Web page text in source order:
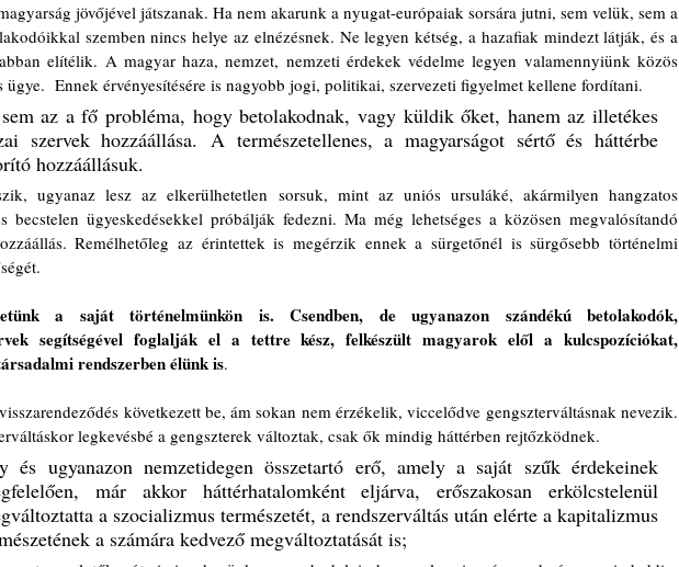
jövőjével játszanak. Ha nem akarunk a nyugat-európaiak sorsára jutni, sem velük, sem a
szemben nincs helye az elnézésnek. Ne legyen kétség, a hazafiak mindezt látják, és a
elítélik. A magyar haza, nemzet, nemzeti érdekek védelme legyen valamennyiünk közös
ügye.  Ennek érvényesítésére is nagyobb jogi, politikai, szervezeti figyelmet kellene fordítani.
az a fő probléma, hogy betolakodnak, vagy küldik őket, hanem az illetékes
szervek hozzáállása. A természetellenes, a magyarságot sértő és háttérbe
hozzáállásuk.
ugyanaz lesz az elkerülhetetlen sorsuk, mint az uniós ursuláké, akármilyen hangzatos
becstelen ügyeskedésekkel próbálják fedezni. Ma még lehetséges a közösen megvalósítandó
Remélhetőleg az érintettek is megérzik ennek a sürgetőnél is sürgősebb történelmi
a saját történelmünkön is. Csendben, de ugyanazon szándékú betolakodók,
segítségével foglalják el a tettre kész, felkészült magyarok elől a kulcspozíciókat,
rendszerben élünk is.
következett be, ám sokan nem érzékelik, viccelődve gengszterváltásnak nevezik.
legkevésbé a gengszterek változtak, csak ők mindig háttérben rejtőzködnek.
és ugyanazon nemzetidegen összetartó erő, amely a saját szűk érdekeinek
már akkor háttérhatalomként eljárva, erőszakosan erkölcstelenül
a szocializmus természetét, a rendszerváltás után elérte a kapitalizmus
a számára kedvező megváltoztatását is;